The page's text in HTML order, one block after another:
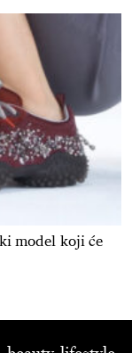
model koji će